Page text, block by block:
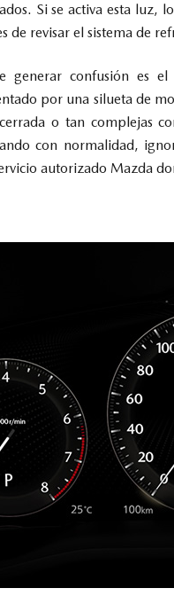
Si se activa esta luz,
de revisar el sistema de
generar confusión es
por una silueta de
o tan complejas
con normalidad,
autorizado Mazda